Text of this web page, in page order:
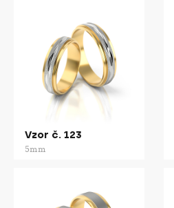
Vzor č. 123
5mm